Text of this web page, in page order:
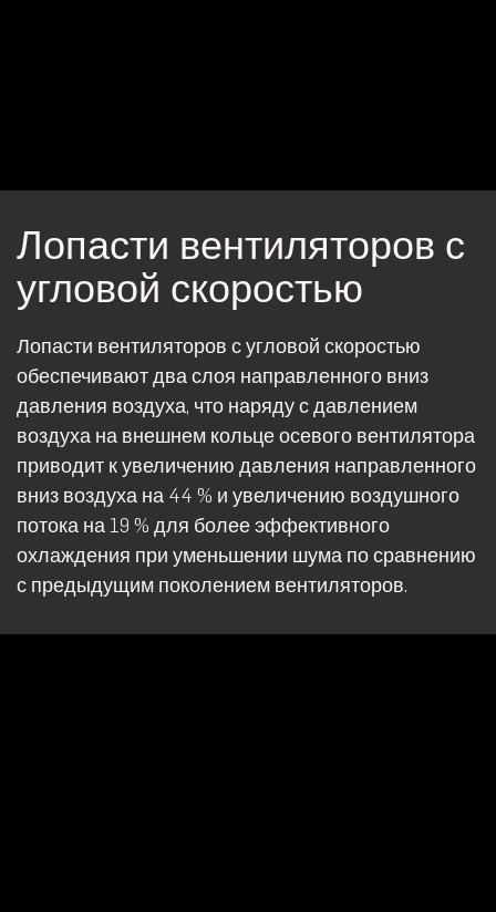
Лопасти вентиляторов с
угловой скоростью
Лопасти вентиляторов с угловой скоростью
обеспечивают два слоя направленного вниз
давления воздуха, что наряду с давлением
воздуха на внешнем кольце осевого вентилятора
приводит к увеличению давления направленного
вниз воздуха на 44 % и увеличению воздушного
потока на 19 % для более эффективного
охлаждения при уменьшении шума по сравнению
с предыдущим поколением вентиляторов.